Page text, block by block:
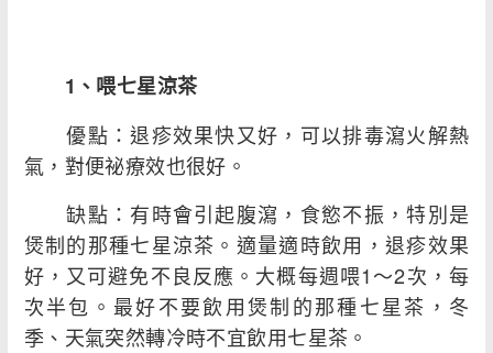
1、喂七星涼茶
優點：退疹效果快又好，可以排毒瀉火解熱
氣，對便祕療效也很好。
缺點：有時會引起腹瀉，食慾不振，特別是
煲制的那種七星涼茶。適量適時飲用，退疹效果
好，又可避免不良反應。大概每週喂1～2次，每
次半包。最好不要飲用煲制的那種七星茶，冬
季、天氣突然轉冷時不宜飲用七星茶。